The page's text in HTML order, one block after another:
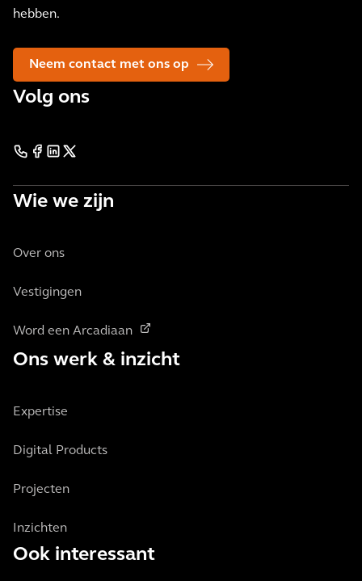
hebben.
Neem contact met ons op
Volg ons
Wie we zijn
Over ons
Vestigingen
Word een Arcadiaan
Ons werk & inzicht
Expertise
Digital Products
Projecten
Inzichten
Ook interessant